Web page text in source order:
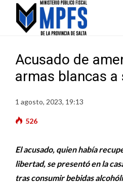
Acusado de
armas blancas a
1 agosto, 2023, 19:13
526
El acusado, quien había
libertad, se presentó en la
tras consumir bebidas